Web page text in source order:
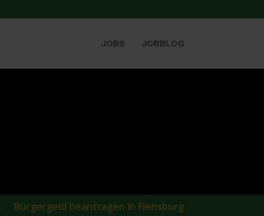
JOBS JOBBLOG
Bürgergeld beantragen in Flensburg